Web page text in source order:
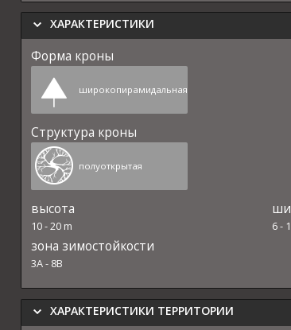
ХАРАКТЕРИСТИКИ
Форма кроны
широкопирамидальная
Структура кроны
полуоткрытая
высота
10-20 m 6-
зона зимостойкости
3A- 8B
ХАРАКТЕРИСТИКИ ТЕРРИТОРИИ